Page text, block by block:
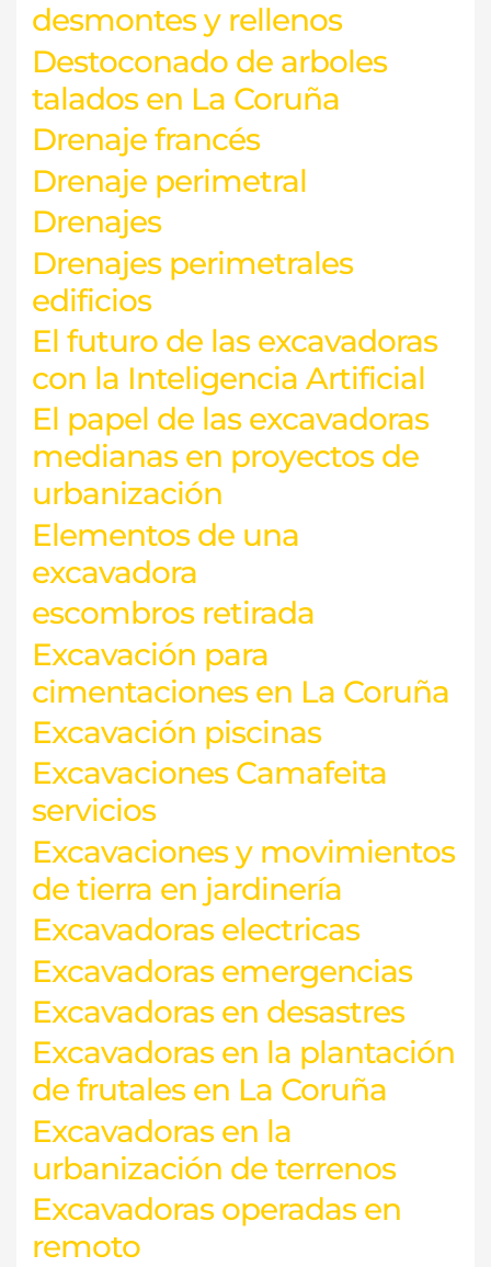
desmontes y rellenos
Destoconado de arboles
talados en La Coruña
Drenaje francés
Drenaje perimetral
Drenajes
Drenajes perimetrales
edificios
El futuro de las excavadoras
con la Inteligencia Artificial
El papel de las excavadoras
medianas en proyectos de
urbanización
Elementos de una
excavadora
escombros retirada
Excavación para
cimentaciones en La Coruña
Excavación piscinas
Excavaciones Camafeita
servicios
Excavaciones y movimientos
de tierra en jardinería
Excavadoras electricas
Excavadoras emergencias
Excavadoras en desastres
Excavadoras en la plantación
de frutales en La Coruña
Excavadoras en la
urbanización de terrenos
Excavadoras operadas en
remoto